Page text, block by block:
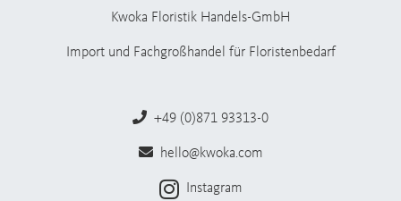
Kwoka Floristik Handels-GmbH
Import und Fachgroßhandel für Floristenbedarf
+49 (0)871 93313-0
hello@kwoka.com
Instagram